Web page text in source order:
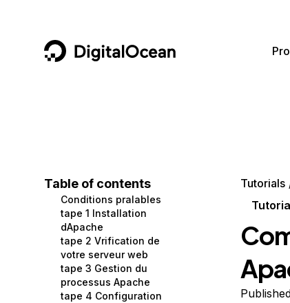
DigitalOcean
Containers and Images
Managed Databases
Management and Dev Tools
Networking
Security
Data and IoT
Developer Tools
Gaming and Media
Hosting
Security and Networking
Developer Tools
Get Involved
Utilities and Help
Table of contents
Conditions pralables
tape 1 Installation
dApache
tape 2 Vrification de
votre serveur web
tape 3 Gestion du
processus Apache
tape 4 Configuration
Tutorials